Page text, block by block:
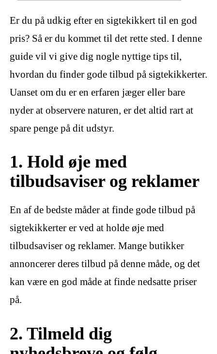
Er du på udkig efter en sigtekikkert til en god
pris? Så er du kommet til det rette sted. I denne
guide vil vi give dig nogle nyttige tips til,
hvordan du finder gode tilbud på sigtekikkerter.
Uanset om du er en erfaren jæger eller bare
nyder at observere naturen, er det altid rart at
spare penge på dit udstyr.
1. Hold øje med
tilbudsaviser og reklamer
En af de bedste måder at finde gode tilbud på
sigtekikkerter er ved at holde øje med
tilbudsaviser og reklamer. Mange butikker
annoncerer deres tilbud på denne måde, og det
kan være en god måde at finde nedsatte priser
på.
2. Tilmeld dig